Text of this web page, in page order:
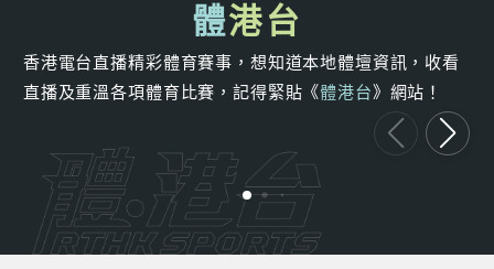
體港台
香港電台直播精彩體育賽事，想知道本地體壇資訊，收看
直播及重溫各項體育比賽，記得緊貼《體港台》網站！